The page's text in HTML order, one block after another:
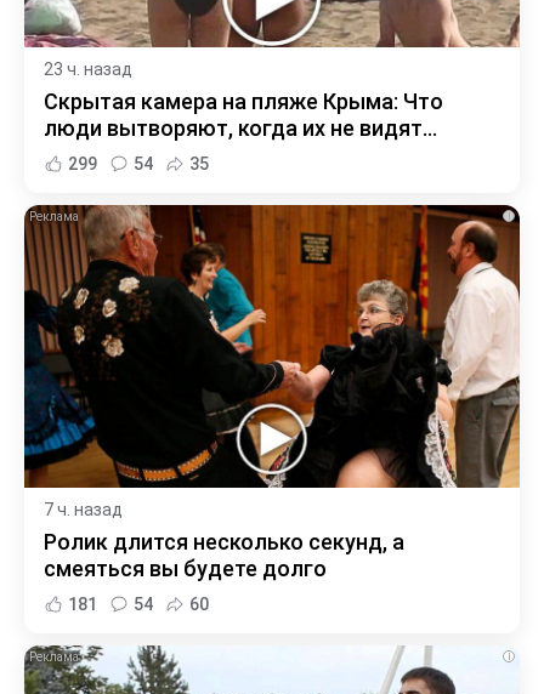
23 ч. назад
Скрытая камера на пляже Крыма: Что
люди вытворяют, когда их не видят...
299 54 35
i
7 ч. назад
Ролик длится несколько секунд, а
смеяться вы будете долго
181 54 60
i